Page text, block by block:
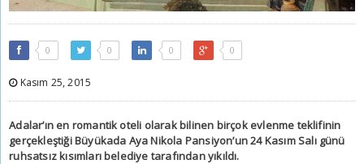
0 0 0 0
Kasım 25, 2015
Adalar’ın en romantik oteli olarak bilinen birçok evlenme teklifinin
gerçekleştiği Büyükada Aya Nikola Pansiyon’un 24 Kasım Salı günü
ruhsatsız kısımları belediye tarafından yıkıldı.